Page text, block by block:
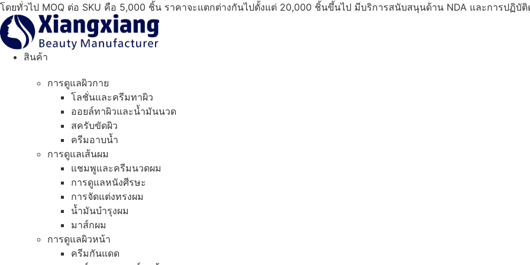
ข้าม
ไป
ที่
เนื้อหา
โดยทั่วไป MOQ ต่อ SKU คือ 5,000 ชิ้น ราคาจะแตกต่างกันไปตั้งแต่ 20,000 ชิ้นขึ้นไป มีบริการสนับสนุนด้าน NDA และการปฏิบัติ
สินค้า
การดูแลผิวกาย
โลชั่นและครีมทาผิว
ออยล์ทาผิวและน้ำมันนวด
สครับขัดผิว
ครีมอาบน้ำ
การดูแลเส้นผม
แชมพูและครีมนวดผม
การดูแลหนังศีรษะ
การจัดแต่งทรงผม
น้ำมันบำรุงผม
มาส์กผม
การดูแลผิวหน้า
ครีมกันแดด